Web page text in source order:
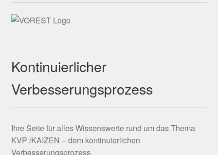
Kontinuierlicher
Verbesserungsprozess
Ihre Seite für alles Wissenswerte rund um das Thema
KVP /KAIZEN – dem kontinuierlichen
Verbesserungsprozess.